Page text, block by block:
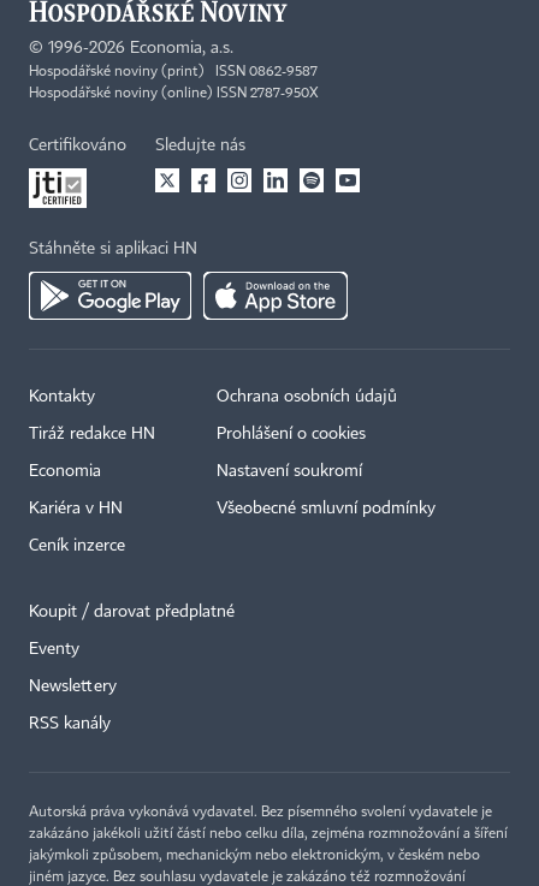
© 1996-2026 Economia, a.s.
Hospodářské noviny (print) ISSN 0862-9587
Hospodářské noviny (online) ISSN 2787-950X
Certifikováno Sledujte nás
Stáhněte si aplikaci HN
Kontakty
Tiráž redakce HN
Economia
Kariéra v HN
Ceník inzerce
Ochrana osobních údajů
Prohlášení o cookies
Nastavení soukromí
Všeobecné smluvní podmínky
Koupit / darovat předplatné
Eventy
Newslettery
RSS kanály
Autorská práva vykonává vydavatel. Bez písemného svolení vydavatele je
zakázáno jakékoli užití částí nebo celku díla, zejména rozmnožování a šíření
jakýmkoli způsobem, mechanickým nebo elektronickým, v českém nebo
jiném jazyce. Bez souhlasu vydavatele je zakázáno též rozmnožování